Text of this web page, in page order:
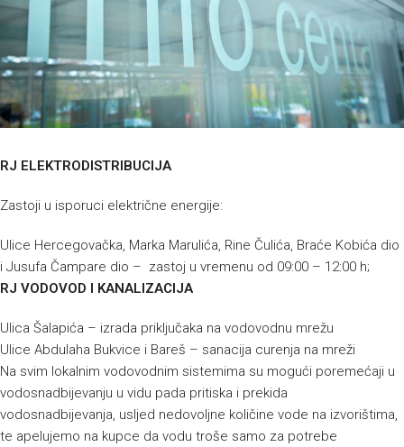
RJ ELEKTRODISTRIBUCIJA
Zastoji u isporuci električne energije:
Ulice Hercegovačka, Marka Marulića, Rine Čulića, Braće Kobića dio
i Jusufa Čampare dio – zastoj u vremenu od 09:00 – 12:00 h;
RJ VODOVOD I KANALIZACIJA
Ulica Šalapića – izrada priključaka na vodovodnu mrežu
Ulice Abdulaha Bukvice i Bareš – sanacija curenja na mreži
Na svim lokalnim vodovodnim sistemima su mogući poremećaji u
vodosnadbijevanju u vidu pada pritiska i prekida
vodosnadbijevanja, usljed nedovoljne količine vode na izvorištima,
te apelujemo na kupce da vodu troše samo za potrebe